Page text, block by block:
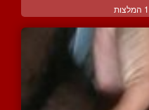
1 המלצות